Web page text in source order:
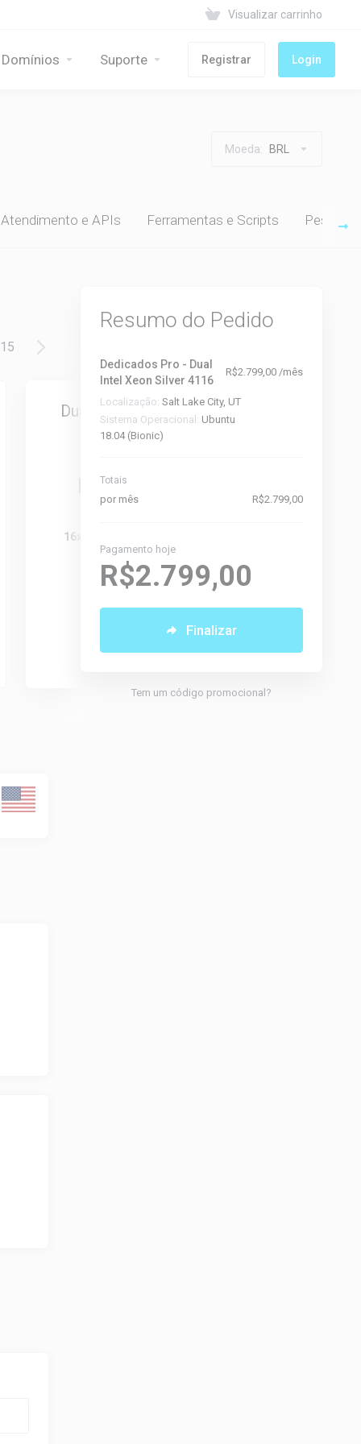
Visualizar carrinho
Domínios Suporte Registrar Login
Moeda: BRL
e APIs Ferramentas e Scripts
15
Destaque
Dual Intel Xeon Gold
6142 (256gb)
R$4.999,00
16x 2.60 Ghz - 32 Threads
256GB DDR4
2x 6.4TB NVMe
Selecionar
Resumo do Pedido
Dedicados Pro - Dual
Intel Xeon Silver 4116
R$2.799,00 /mês
Localização: Salt Lake City, UT
Sistema Operacional: Ubuntu
18.04 (Bionic)
Totais
por mês R$2.799,00
Pagamento hoje
R$2.799,00
Finalizar
Tem um código promocional?